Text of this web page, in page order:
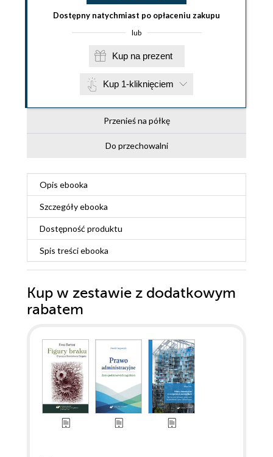
Dostępny natychmiast po opłaceniu zakupu
lub
Kup na prezent
Kup 1-kliknięciem
Przenieś na półkę
Do przechowalni
Opis ebooka
Szczegółyebooka
Dostępność produktu
Spis treściebooka
Kup w zestawie z dodatkowym
rabatem